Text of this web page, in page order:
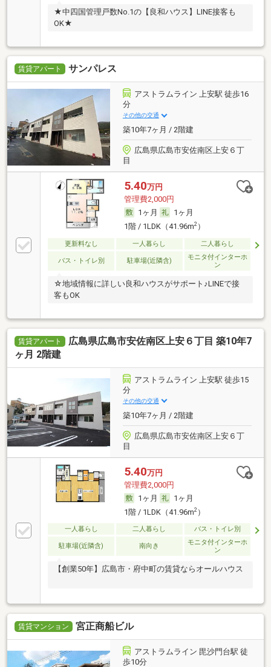
★中四国管理戸数No.1の【良和ハウス】LINE接客も
OK★
賃貸アパート サンパレス
アストラムライン 上安駅 徒歩16
分
その他の交通
築10年7ヶ月 / 2階建
広島県広島市安佐南区上安６丁
目
5.40万円
管理費2,000円
1ヶ月
1ヶ月
1階 / 1LDK（41.96m2）
更新料なし 一人暮らし 二人暮らし
バス・トイレ別 駐車場(近隣含)
モニタ付インターホ
ン
☆地域情報に詳しい良和ハウスがサポート♪LINEで接
客もOK
賃貸アパート
広島県広島市安佐南区上安６丁目 築10年7
ヶ月 2階建
アストラムライン 上安駅 徒歩15
分
その他の交通
築10年7ヶ月 / 2階建
広島県広島市安佐南区上安６丁
目
5.40万円
管理費2,000円
1ヶ月
1ヶ月
1階 / 1LDK（41.96m2）
一人暮らし 二人暮らし バス・トイレ別
駐車場(近隣含) 南向き
モニタ付インターホ
ン
【創業50年】広島市・府中町の賃貸ならオールハウス
賃貸マンション 宮正商船ビル
アストラムライン 毘沙門台駅 徒
歩10分